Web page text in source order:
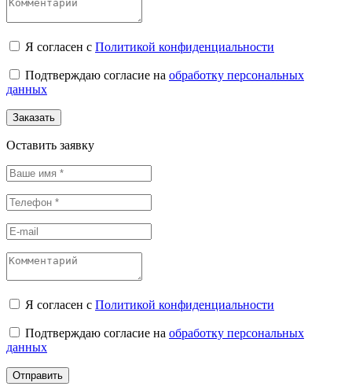
Я согласен с Политикой конфиденциальности
Подтверждаю согласие на обработку персональных
данных
Заказать
Оставить заявку
Я согласен с Политикой конфиденциальности
Подтверждаю согласие на обработку персональных
данных
Отправить